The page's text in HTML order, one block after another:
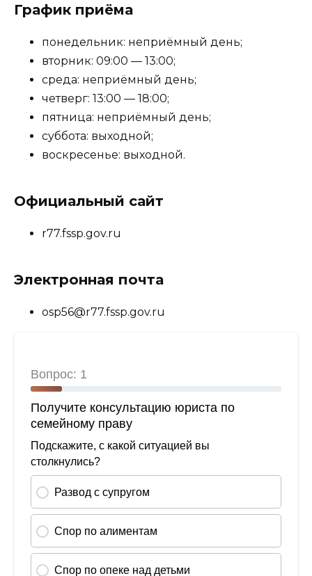
График приёма
понедельник: неприёмный день;
вторник: 09:00 — 13:00;
среда: неприёмный день;
четверг: 13:00 — 18:00;
пятница: неприёмный день;
суббота: выходной;
воскресенье: выходной.
Официальный сайт
r77.fssp.gov.ru
Электронная почта
osp56@r77.fssp.gov.ru